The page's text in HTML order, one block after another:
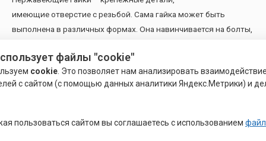
имеющие отверстие с резьбой. Сама гайка может быть
выполнена в различных формах. Она навинчивается на болты,
используется для более качественного закрепления деталей и
образует разъемное соединение. Как правило, гайка
закручивается на резьбу при помощи специального ключа.
гаечный ключ), квадратные, круглые, «барашки»
файлы "cookie"
cookie . Это позволяет нам анализировать
с сайтом (с помощью данных аналитики Яндекс.Метрики) и
пользоваться сайтом вы соглашаетесь с использованием